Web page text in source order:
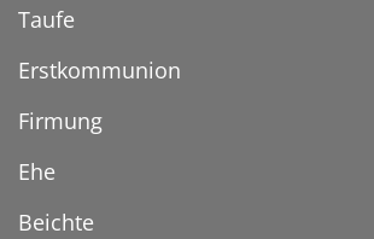
Taufe
Erstkommunion
Firmung
Ehe
Beichte